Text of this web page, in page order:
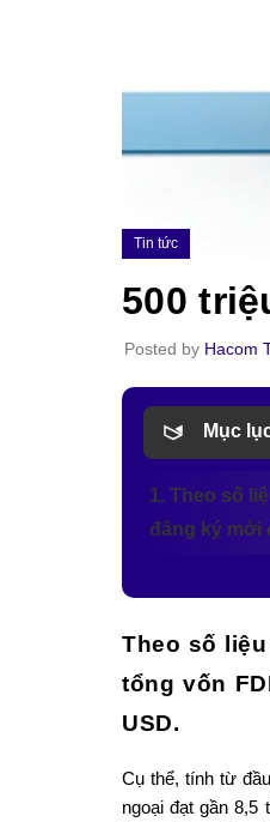
Tin tức
500
Posted by Hacom
Mục
1. Theo số
đăng ký mới
Theo số
tổng vốn
USD.
Cụ thể, tính từ
ngoại đạt gần 8,5